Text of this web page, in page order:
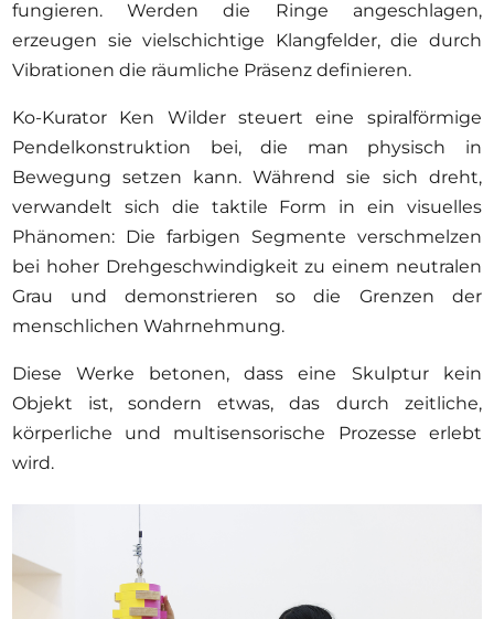
fungieren. Werden die Ringe angeschlagen,
erzeugen sie vielschichtige Klangfelder, die durch
Vibrationen die räumliche Präsenz definieren.
Ko-Kurator Ken Wilder steuert eine spiralförmige
Pendelkonstruktion bei, die man physisch in
Bewegung setzen kann. Während sie sich dreht,
verwandelt sich die taktile Form in ein visuelles
Phänomen: Die farbigen Segmente verschmelzen
bei hoher Drehgeschwindigkeit zu einem neutralen
Grau und demonstrieren so die Grenzen der
menschlichen Wahrnehmung.
Diese Werke betonen, dass eine Skulptur kein
Objekt ist, sondern etwas, das durch zeitliche,
körperliche und multisensorische Prozesse erlebt
wird.